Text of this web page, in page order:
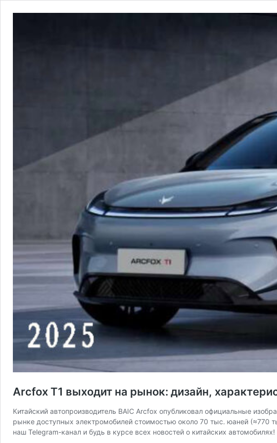
Arcfox T1 выходит на рынок: дизайн,
Китайский автопроизводитель BAIC Arcfox опубликовал официальные
рынке доступных электромобилей стоимостью около 70 тыс. юаней (≈770
наш Telegram-канал и будь в курсе всех новостей о китайских